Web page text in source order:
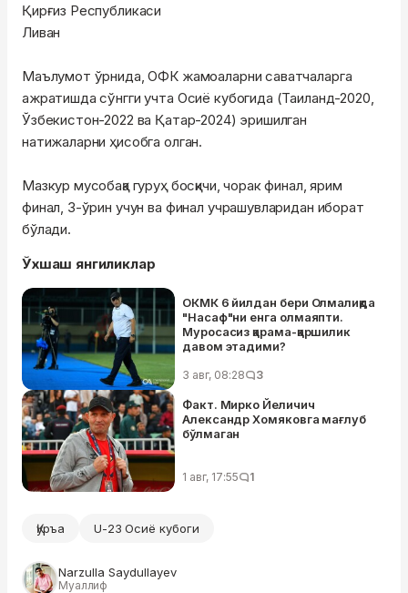
Қирғиз Республикаси
Ливан
Маълумот ўрнида, ОФК жамоаларни саватчаларга
ажратишда сўнгги учта Осиё кубогида (Таиланд-2020,
Ўзбекистон-2022 ва Қатар-2024) эришилган
натижаларни ҳисобга олган.
Мазкур мусобақа гуруҳ босқичи, чорак финал, ярим
финал, 3-ўрин учун ва финал учрашувларидан иборат
бўлади.
Ўхшаш янгиликлар
ОКМК 6 йилдан бери Олмалиқда
"Насаф"ни енга олмаяпти.
Муросасиз қарама-қаршилик
давом этадими?
3 авг, 08:28 3
Факт. Мирко Йеличич
Александр Хомяковга мағлуб
бўлмаган
1 авг, 17:55 1
Қуръа U-23 Осиё кубоги
Narzulla Saydullayev
Муаллиф